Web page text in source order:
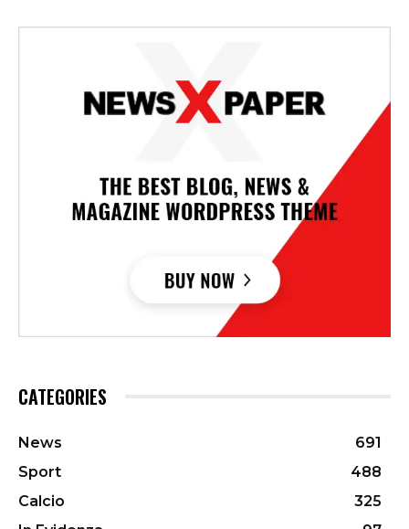
CATEGORIES
News
691
Sport
488
Calcio
325